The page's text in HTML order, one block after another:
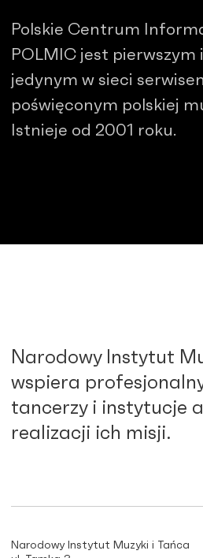
Polskie Centrum
POLMIC jest pierwszym
jedynym w sieci
poświęconym polskiej
Istnieje od 2001 roku.
Narodowy Instytut
wspiera
tancerzy i instytucje
realizacji ich misji.
Narodowy Instytut Muzyki i Tańca